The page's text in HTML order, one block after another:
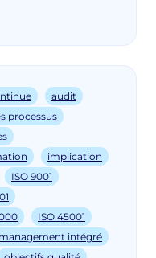
audit
processus
implication
ISO 9001
ISO 45001
management intégré